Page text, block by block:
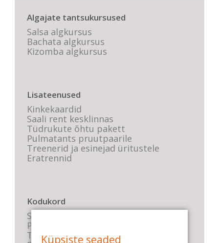
Algajate tantsukursused
Salsa algkursus
Bachata algkursus
Kizomba algkursus
Lisateenused
Kinkekaardid
Saali rent kesklinnas
Tüdrukute õhtu pakett
Pulmatants pruutpaarile
Treenerid ja esinejad üritustele
Eratrennid
Kodukord
Stuudio sisekord
Privaatsustingimused
Tasemete kirjeldused
Küpsiste seaded